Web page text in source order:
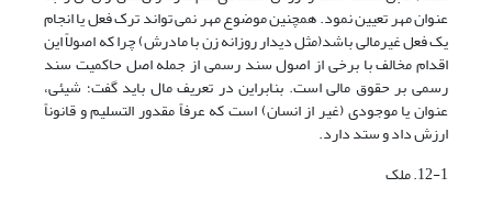
عنوان مهر تعیین نمود. همچنین موضوع مهر نمی تواند ترک فعل یا انجام
یک فعل غیرمالی باشد(مثل دیدار روزانه زن با مادرش) چرا که اصولاً این
اقدام مخالف با برخی از اصول سند رسمی از جمله اصل حاکمیت سند
رسمی بر حقوق مالی است. بنابراین در تعریف مال باید گفت؛ شیئی،
عنوان یا موجودی (غیر از انسان) است که عرفاً مقدور التسلیم و قانوناً
ارزش داد و ستد دارد.
12-1. ملک